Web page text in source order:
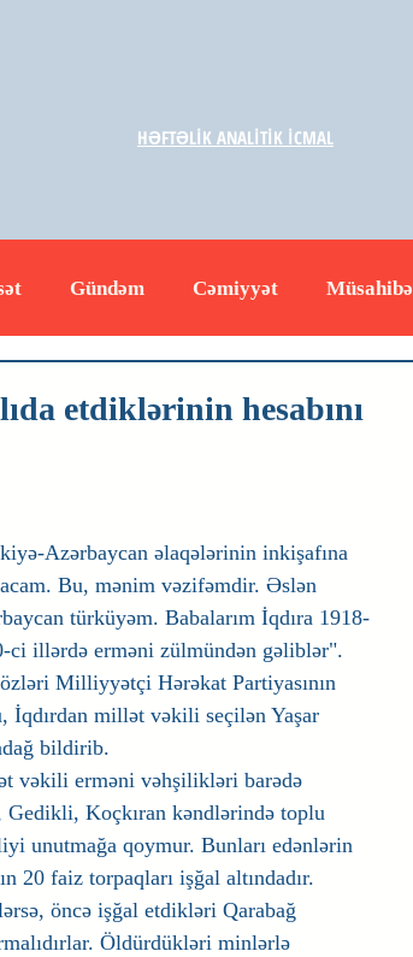
Gündəm Cəmiyyət Müsahibə
etdiklərinin hesabını
Azərbaycan əlaqələrinin inkişafına
Bu, mənim vəzifəmdir. Əslən
türküyəm. Babalarım İqdıra 1918-
ci illərdə erməni zülmündən gəliblər".
Milliyyətçi Hərəkat Partiyasının
İqdırdan millət vəkili seçilən Yaşar
bildirib.
vəkili erməni vəhşilikləri barədə
Gedikli, Koçkıran kəndlərində toplu
unutmağa qoymur. Bunları edənlərin
20 faiz torpaqları işğal altındadır.
öncə işğal etdikləri Qarabağ
Öldürdükləri minlərlə
HƏFTƏLİK ANALİTİK İCMAL